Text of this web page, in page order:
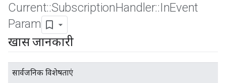
Current::SubscriptionHandler::InEvent
Param
खास जानकारी
सार्वजनिक विशेषताएं